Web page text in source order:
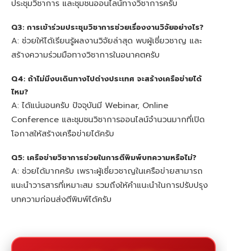
ประชุมวิชาการ และชุมชนออนไลน์ทางวิชาการครับ
Q3: การเข้าร่วมประชุมวิชาการช่วยเรื่องงานวิจัยอย่างไร?
A: ช่วยให้ได้เรียนรู้ผลงานวิจัยล่าสุด พบผู้เชี่ยวชาญ และ
สร้างความร่วมมือทางวิชาการในอนาคตครับ
Q4: ถ้าไม่มีงบเดินทางไปต่างประเทศ จะสร้างเครือข่ายได้
ไหม?
A: ได้แน่นอนครับ ปัจจุบันมี Webinar, Online
Conference และชุมชนวิชาการออนไลน์จำนวนมากที่เปิด
โอกาสให้สร้างเครือข่ายได้ครับ
Q5: เครือข่ายวิชาการช่วยในการตีพิมพ์บทความหรือไม่?
A: ช่วยได้มากครับ เพราะผู้เชี่ยวชาญในเครือข่ายสามารถ
แนะนำวารสารที่เหมาะสม รวมถึงให้คำแนะนำในการปรับปรุง
บทความก่อนส่งตีพิมพ์ได้ครับ